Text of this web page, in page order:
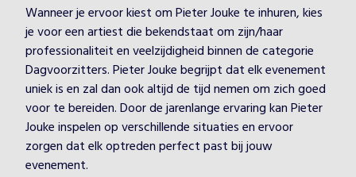
Wanneer je ervoor kiest om Pieter Jouke te inhuren, kies
je voor een artiest die bekendstaat om zijn/haar
professionaliteit en veelzijdigheid binnen de categorie
Dagvoorzitters. Pieter Jouke begrijpt dat elk evenement
uniek is en zal dan ook altijd de tijd nemen om zich goed
voor te bereiden. Door de jarenlange ervaring kan Pieter
Jouke inspelen op verschillende situaties en ervoor
zorgen dat elk optreden perfect past bij jouw
evenement.